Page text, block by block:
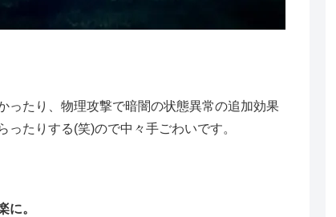
ったり、物理攻撃で暗闇の状態異常の追加効果
たりする(笑)ので中々手ごわいです。
に。